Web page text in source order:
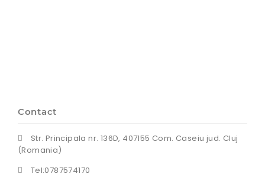
Contact
Str. Principala nr. 136D, 407155 Com. Caseiu jud. Cluj
(Romania)
Tel:0787574170